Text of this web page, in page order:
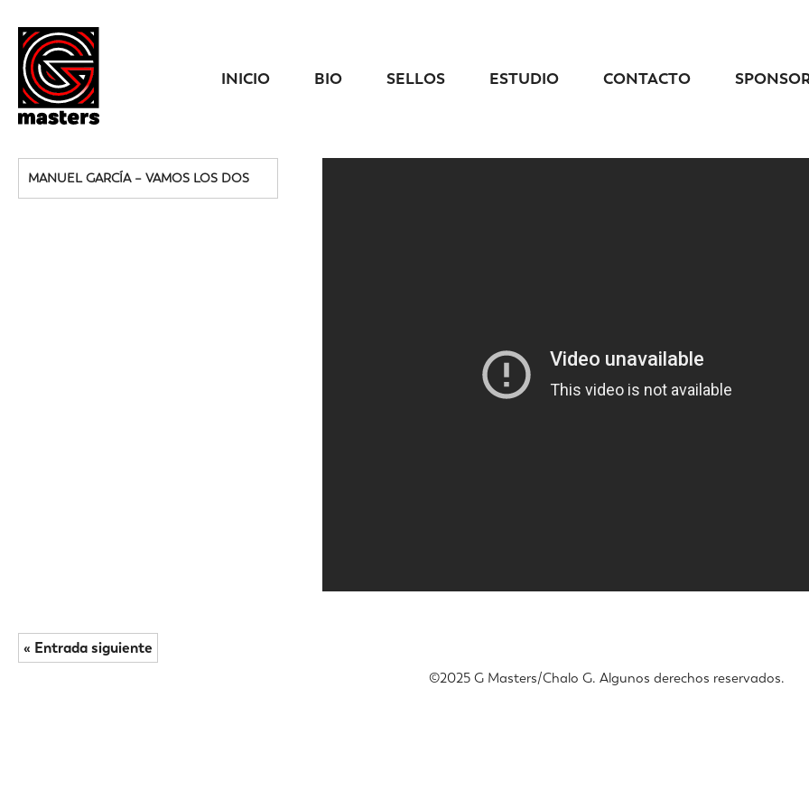
INICIO BIO SELLOS ESTUDIO CONTACTO
MANUEL GARCÍA – VAMOS LOS DOS
« Entrada siguiente
©️2025 G Masters/Chalo G. Algunos derechos reservados.